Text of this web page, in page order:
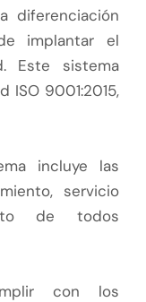
diferenciación
implantar el
Este sistema
ISO 9001:2015,
incluye las
servicio
de todos
con los